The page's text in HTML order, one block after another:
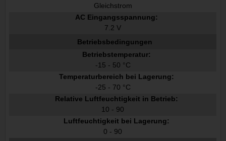
Gleichstrom
AC Eingangsspannung:
7.2 V
Betriebsbedingungen
Betriebstemperatur:
-15 - 50 °C
Temperaturbereich bei Lagerung:
-25 - 70 °C
Relative Luftfeuchtigkeit in Betrieb:
10 - 90
Luftfeuchtigkeit bei Lagerung:
0 - 90